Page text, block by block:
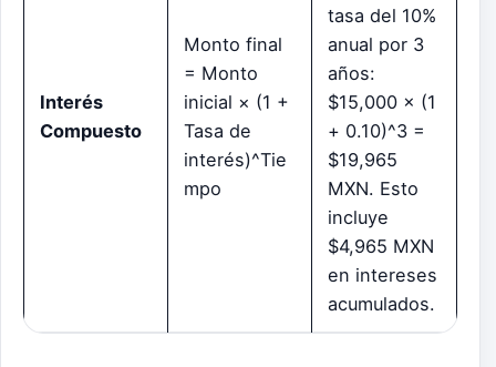
Interés
Compuesto
Monto final
= Monto
inicial × (1 +
Tasa de
interés)^Tie
mpo
tasa del 10%
anual por 3
años:
$15,000 × (1
+ 0.10)^3 =
$19,965
MXN. Esto
incluye
$4,965 MXN
en intereses
acumulados.